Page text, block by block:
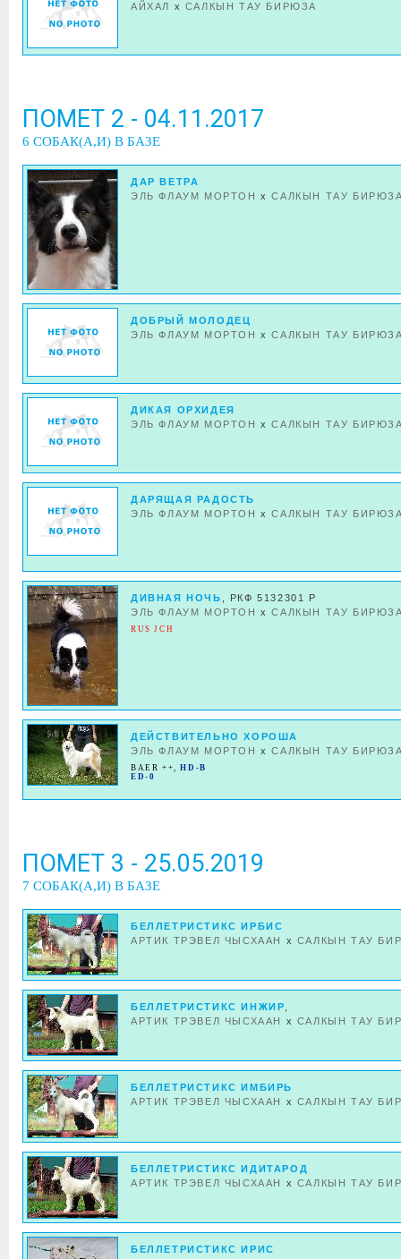
АЙХАЛ x САЛКЫН ТАУ БИРЮЗА
ПОМЕТ 2 - 04.11.2017
6 СОБАК(А,И) В БАЗЕ
ДАР ВЕТРА
ЭЛЬ ФЛАУМ МОРТОН xСАЛКЫН ТАУ
ДОБРЫЙ МОЛОДЕЦ
ЭЛЬ ФЛАУМ МОРТОН xСАЛКЫН ТАУ
ДИКАЯ ОРХИДЕЯ
ЭЛЬ ФЛАУМ МОРТОН xСАЛКЫН ТАУ
ДАРЯЩАЯ РАДОСТЬ
ЭЛЬ ФЛАУМ МОРТОН xСАЛКЫН ТАУ
ДИВНАЯ НОЧЬ
, РКФ 5132301 Р
ЭЛЬ ФЛАУМ МОРТОН xСАЛКЫН ТАУ
RUS JCH
ДЕЙСТВИТЕЛЬНО ХОРОША
ЭЛЬ ФЛАУМ МОРТОН xСАЛКЫН ТАУ
BAER ++,HD-B
ED-0
ПОМЕТ 3 - 25.05.2019
7 СОБАК(А,И) В БАЗЕ
БЕЛЛЕТРИСТИКС ИРБИС
АРТИК ТРЭВЕЛ ЧЫСХААН
x САЛКЫН ТАУ
БЕЛЛЕТРИСТИКС ИНЖИР
АРТИК ТРЭВЕЛ ЧЫСХААН
x САЛКЫН ТАУ
БЕЛЛЕТРИСТИКС ИМБИРЬ
АРТИК ТРЭВЕЛ ЧЫСХААН
x САЛКЫН ТАУ
БЕЛЛЕТРИСТИКС ИДИТАРОД
АРТИК ТРЭВЕЛ ЧЫСХААН
x САЛКЫН ТАУ
БЕЛЛЕТРИСТИКС ИРИС